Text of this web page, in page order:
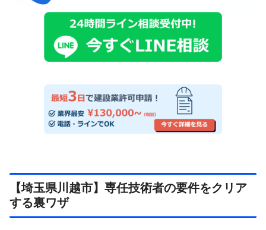
【埼玉県川越市】専任技術者の要件をクリア
する裏ワザ